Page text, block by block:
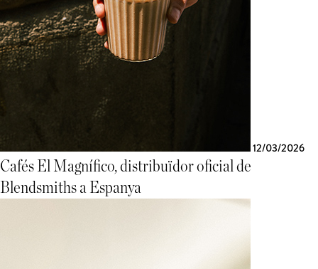
12/03/2026
Cafés El Magnífico, distribuïdor oficial de
Blendsmiths a Espanya